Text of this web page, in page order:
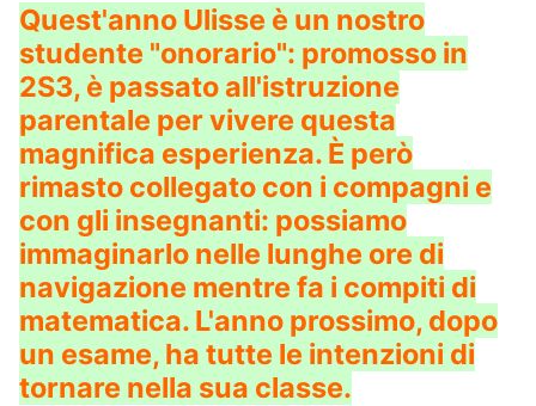
Quest'anno Ulisse è un nostro
studente "onorario": promosso in
2S3, è passato all'istruzione
parentale per vivere questa
magnifica esperienza. È però
rimasto collegato con i compagni e
con gli insegnanti: possiamo
immaginarlo nelle lunghe ore di
navigazione mentre fa i compiti di
matematica. L'anno prossimo, dopo
un esame, ha tutte le intenzioni di
tornare nella sua classe.